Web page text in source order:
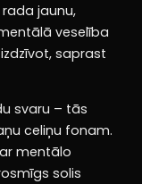
jaunu,
veselība
saprast
svaru – tās
celiņu fonam.
mentālo
solis